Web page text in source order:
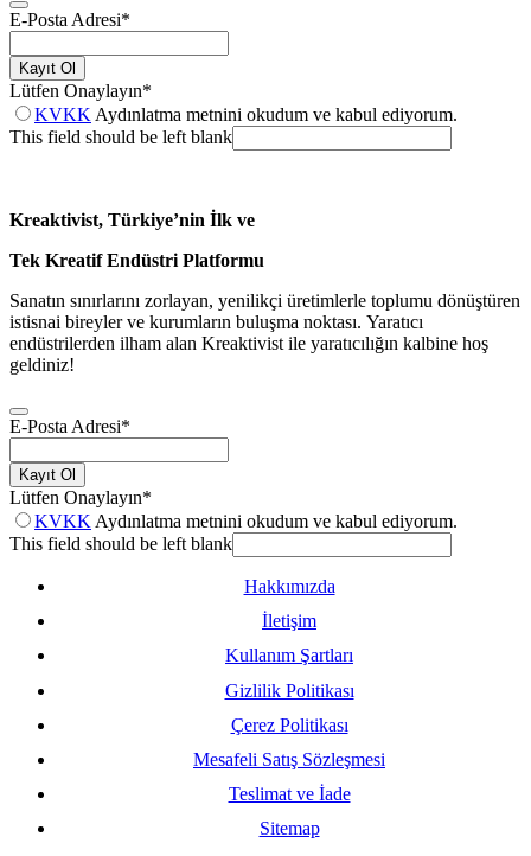
E-Posta Adresi*
Kayıt Ol
Lütfen Onaylayın*
KVKK Aydınlatma metnini okudum ve kabul ediyorum.
This field should be left blank
Kreaktivist, Türkiye’nin İlk ve
Tek Kreatif Endüstri Platformu
Sanatın sınırlarını zorlayan, yenilikçi üretimlerle toplumu dönüştüren
istisnai bireyler ve kurumların buluşma noktası. Yaratıcı
endüstrilerden ilham alan Kreaktivist ile yaratıcılığın kalbine hoş
geldiniz!
E-Posta Adresi*
Kayıt Ol
Lütfen Onaylayın*
KVKK Aydınlatma metnini okudum ve kabul ediyorum.
This field should be left blank
Hakkımızda
İletişim
Kullanım Şartları
Gizlilik Politikası
Çerez Politikası
Mesafeli Satış Sözleşmesi
Teslimat ve İade
Sitemap